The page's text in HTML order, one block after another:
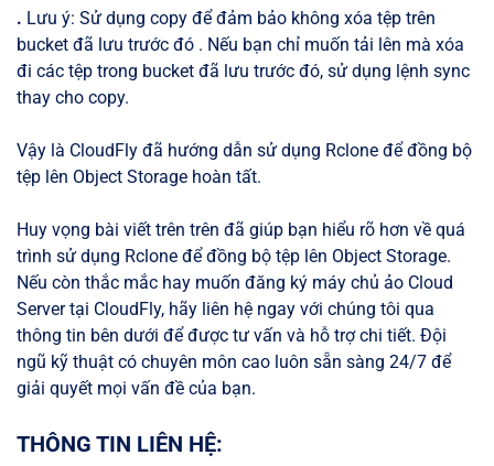
. Lưu ý: Sử dụng copy để đảm bảo không xóa tệp trên
bucket đã lưu trước đó . Nếu bạn chỉ muốn tải lên mà xóa
đi các tệp trong bucket đã lưu trước đó, sử dụng lệnh sync
thay cho copy.
Vậy là CloudFly đã hướng dẫn sử dụng Rclone để đồng bộ
tệp lên Object Storage hoàn tất.
Huy vọng bài viết trên trên đã giúp bạn hiểu rõ hơn về quá
trình sử dụng Rclone để đồng bộ tệp lên Object Storage.
Nếu còn thắc mắc hay muốn đăng ký máy chủ ảo Cloud
Server tại CloudFly, hãy liên hệ ngay với chúng tôi qua
thông tin bên dưới để được tư vấn và hỗ trợ chi tiết. Đội
ngũ kỹ thuật có chuyên môn cao luôn sẵn sàng 24/7 để
giải quyết mọi vấn đề của bạn.
THÔNG TIN LIÊN HỆ: